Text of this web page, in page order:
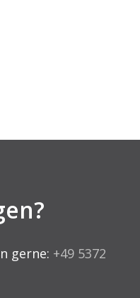
gerne: +49 5372